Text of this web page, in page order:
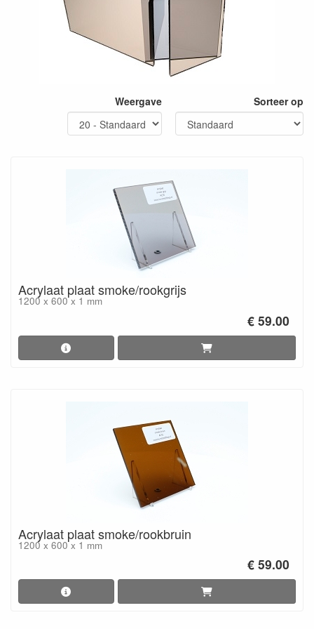
Weergave Sorteer op
Acrylaat plaat smoke/rookgrijs
1200 x 600 x 1 mm
€ 59.00
Acrylaat plaat smoke/rookbruin
1200 x 600 x 1 mm
€ 59.00